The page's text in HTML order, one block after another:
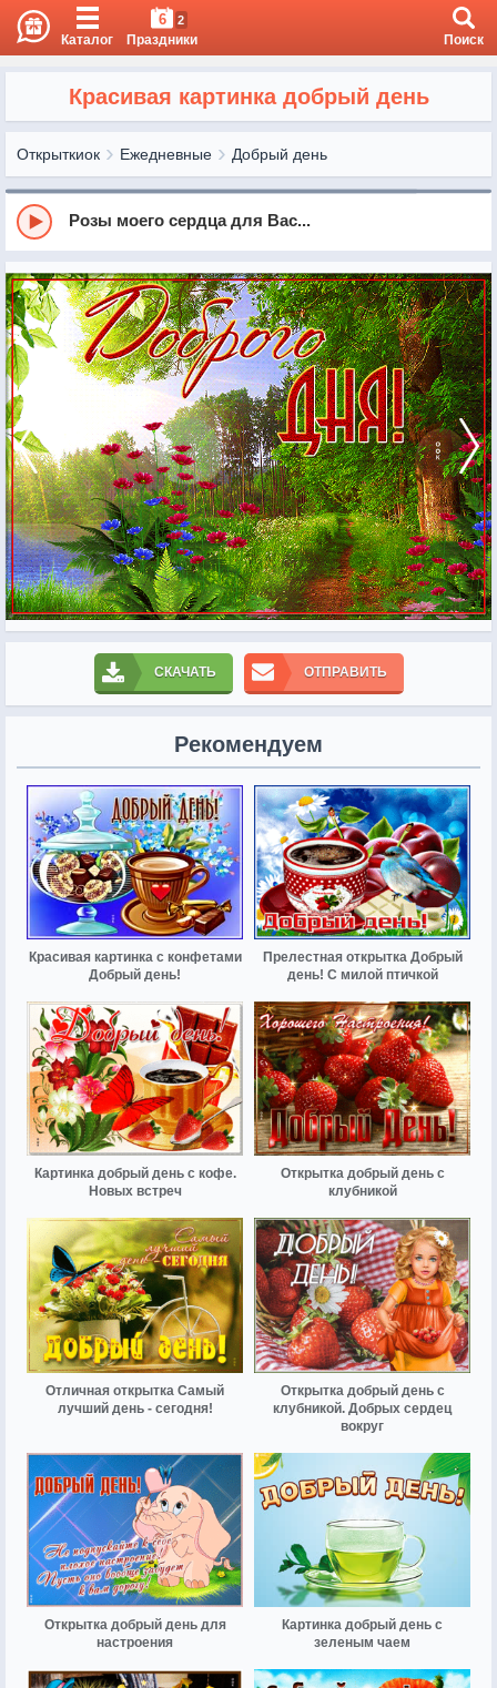
Каталог
6 2
Праздники Поиск
Красивая картинка добрый день
Открыткиок Ежедневные Добрый день
Розы моего сердца для Вас...
СКАЧАТЬ ОТПРАВИТЬ
Рекомендуем
Красивая картинка с конфетами
Добрый день!
Прелестная открытка Добрый
день! С милой птичкой
Картинка добрый день с кофе.
Новых встреч
Открытка добрый день с
клубникой
Отличная открытка Самый
лучший день - сегодня!
Открытка добрый день с
клубникой. Добрых сердец
вокруг
Открытка добрый день для
настроения
Картинка добрый день с
зеленым чаем